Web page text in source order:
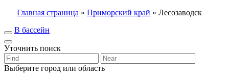
Главная страница » Приморский край » Лесозаводск
В бассейн
Уточнить поиск
Выберите город или область